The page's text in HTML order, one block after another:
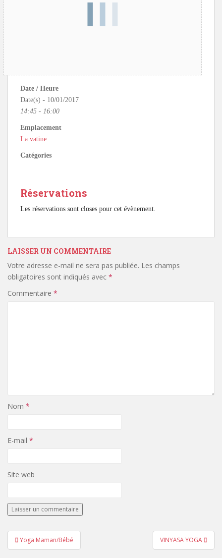
Date / Heure
Date(s) - 10/01/2017
14:45 - 16:00
Emplacement
La vatine
Catégories
Réservations
Les réservations sont closes pour cet évènement.
LAISSER UN COMMENTAIRE
Votre adresse e-mail ne sera pas publiée. Les champs
obligatoires sont indiqués avec *
Commentaire *
Nom *
E-mail *
Site web
Navigation
de
Yoga Maman/Bébé VINYASA YOGA